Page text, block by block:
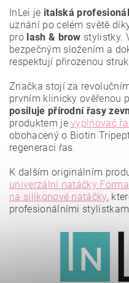
Vložením hodnocení
osobních údajů.
InLei je italská
uznání po celém světě
pro lash & brow stylistky.
bezpečným složením a
respektují přirozenou
Značka stojí za
prvním klinicky ověřenou
posiluje přírodní řasy
produktem jevyplňovač
obohacený o Biotin
regeneraci řas.
K dalším originálním
univerzální natáčky
na silikonové natáčky,
profesionálními